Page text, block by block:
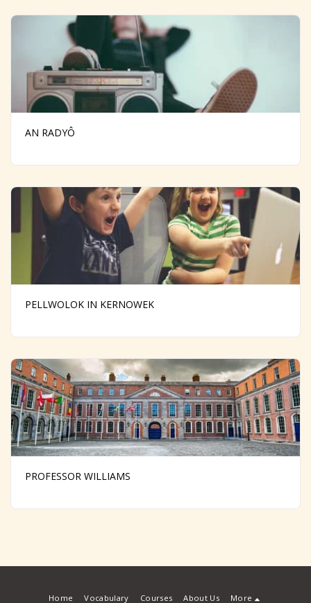
AN RADYÔ
PELLWOLOK IN KERNOWEK
PROFESSOR WILLIAMS
Home Vocabulary Courses About Us More